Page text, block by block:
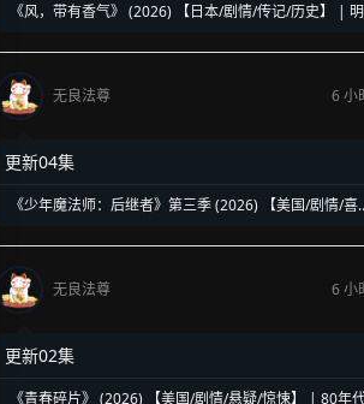
《风，带有香气》 (2026) 【日本/剧情/传记/历史】 | 明
醒之路
无良法尊
6 小
更新04集
《少年魔法师：后继者》第三季 (2026) 【美国/剧情/喜
拯救家族
无良法尊
6 小
更新02集
《青春碎片》 (2026) 【美国/剧情/悬疑/惊悚】 | 80年